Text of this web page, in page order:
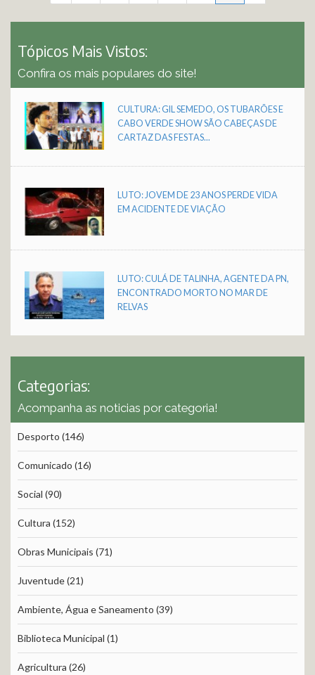
Tópicos Mais Vistos:
Confira os mais populares do site!
CULTURA: GIL SEMEDO, OS TUBARÕES E
CABO VERDE SHOW SÃO CABEÇAS DE
CARTAZ DAS FESTAS...
LUTO: JOVEM DE 23 ANOS PERDE VIDA
EM ACIDENTE DE VIAÇÃO
LUTO: CULÁ DE TALINHA, AGENTE DA PN,
ENCONTRADO MORTO NO MAR DE
RELVAS
Categorias:
Acompanha as noticias por categoria!
Desporto (146)
Comunicado (16)
Social (90)
Cultura (152)
Obras Municipais (71)
Juventude(21)
Ambiente, Água e Saneamento (39)
Biblioteca Municipal (1)
Agricultura (26)